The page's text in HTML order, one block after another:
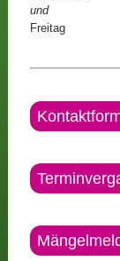
und
Freitag